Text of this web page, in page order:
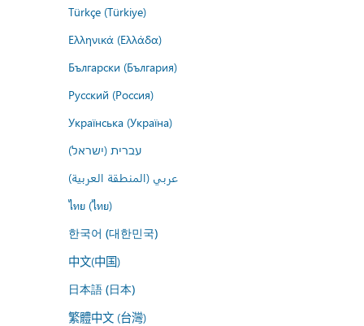
Türkçe (Türkiye)
Ελληνικά (Ελλάδα)
Български (България)
Русский (Россия)
Українська (Україна)
עברית (ישראל)
عربي (المنطقة العربية)
ไทย (ไทย)
한국어 (대한민국)
中文(中国)
日本語 (日本)
繁體中文 (台灣)